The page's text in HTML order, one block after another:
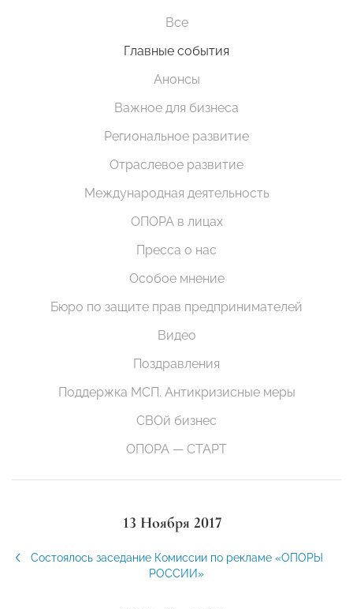
Все
Главные события
Анонсы
Важное для бизнеса
Региональное развитие
Отраслевое развитие
Международная деятельность
ОПОРА в лицах
Пресса о нас
Особое мнение
Бюро по защите прав предпринимателей
Видео
Поздравления
Поддержка МСП. Антикризисные меры
СВОй бизнес
ОПОРА — СТАРТ
13 Ноября 2017
Cостоялось заседание Комиссии по рекламе «ОПОРЫ
РОССИИ»